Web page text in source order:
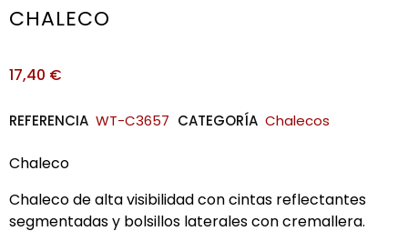
CHALECO
17,40 €
REFERENCIA WT-C3657 CATEGORÍA Chalecos
Chaleco
Chaleco de alta visibilidad con cintas reflectantes
segmentadas y bolsillos laterales con cremallera.